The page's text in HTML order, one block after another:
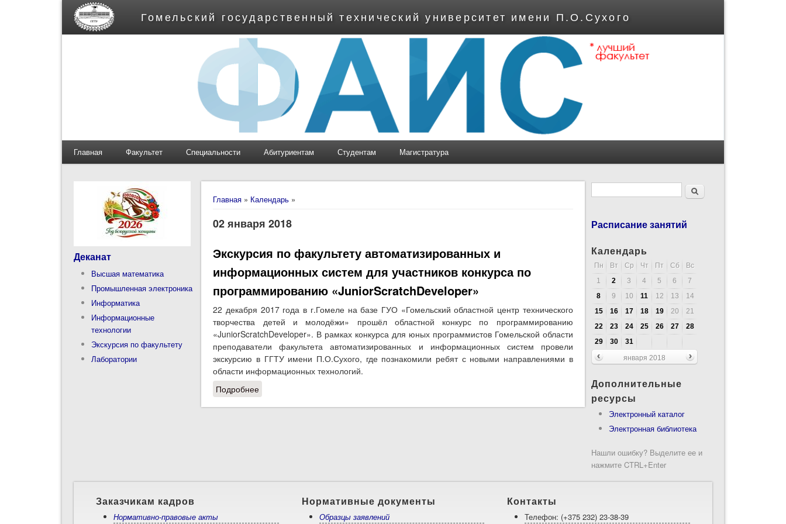
Гомельский государственный технический университет имени П.О.Сухого
Главная Факультет Специальности Абитуриентам Студентам Магистратура
Вы здесь
Главная » Календарь »
02 января 2018
Экскурсия по факультету автоматизированных и
информационных систем для участников конкурса по
программированию «JuniorScratchDeveloper»
22 декабря 2017 года в г.Гомеле на базе ГУО «Гомельский областной центр технического
творчества детей и молодёжи» прошёл областной конкурс по программированию
«JuniorScratchDeveloper». В рамках конкурса для юных программистов Гомельской области
преподаватели факультета автоматизированных и информационных систем провели
экскурсию в ГГТУ имени П.О.Сухого, где познакомили ребят с новыми направлениями в
области информационных технологий.
Подробнее о Экскурсия по факультету автоматизированных и информационных систем для участников конкурса по
Деканат
Высшая математика
Промышленная электроника
Информатика
Информационные
технологии
Экскурсия по факультету
Лаборатории
Форма поискаПоиск
Расписание занятий
Календарь
Пн Вт Ср Чт Пт Сб
Вс
1
2 3 4 5 6
7
8
9 10 11 12 13
14
15
16 17 18 19 20
21
22
23 24 25 26 27
28
29
30
31
января 2018
Дополнительные
ресурсы
Электронный каталог
Электронная библиотека
Нашли ошибку? Выделите ее и
нажмите CTRL+Enter
Заказчикам кадров
Нормативно-правовые акты
Нормативные документы
Образцы заявлений
Контакты
Телефон: (+375 232) 23-38-39